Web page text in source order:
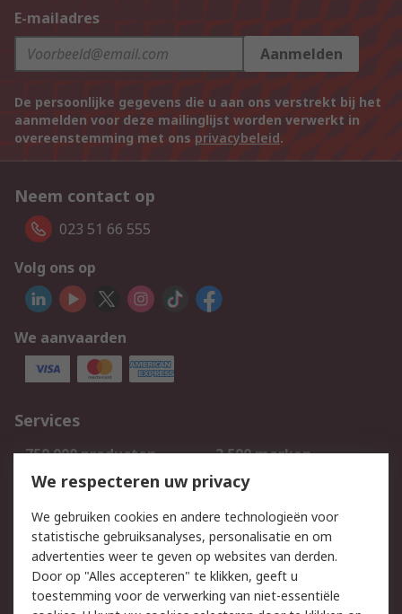
E-mailadres
Aanmelden
De persoonlijke gegevens die u aan ons verstrekt bij het
aanmelden voor deze mailinglijst worden verwerkt in
overeenstemming met ons privacybeleid.
Neem contact op
023 51 66 555
Volg ons op
We aanvaarden
Services
750.000 producten
2.500 merken
Bestellen
Inkoopoplossingen
Track & Trace
Wettelijk
Cookiebeleid Email veiligheid
We respecteren uw privacy
We gebruiken cookies en andere technologieën voor
statistische gebruiksanalyses, personalisatie en om
advertenties weer te geven op websites van derden.
Door op "Alles accepteren" te klikken, geeft u
toestemming voor de verwerking van niet-essentiële